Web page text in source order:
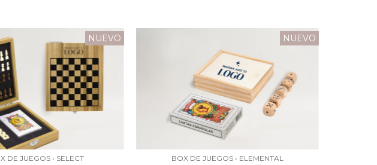
NUEVO
DE JUEGOS • SELECT
NUEVO
BOX DE JUEGOS • ELEMENTAL